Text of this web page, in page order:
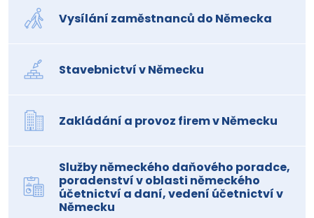
Vysílání zaměstnanců do Německa
Stavebnictví v Německu
Zakládání a provoz firem v Německu
Služby německého daňového poradce,
poradenství v oblasti německého
účetnictví a daní, vedení účetnictví v
Německu